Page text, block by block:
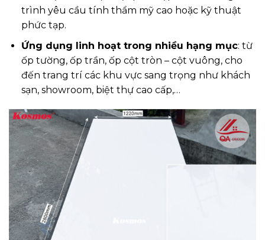
trình yêu cầu tính thẩm mỹ cao hoặc kỹ thuật
phức tạp.
Ứng dụng linh hoạt trong nhiều hạng mục: từ
ốp tường, ốp trần, ốp cột tròn – cột vuông, cho
đến trang trí các khu vực sang trọng như khách
sạn, showroom, biệt thự cao cấp,…